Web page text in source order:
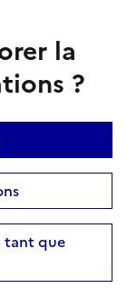
la
?
tant que